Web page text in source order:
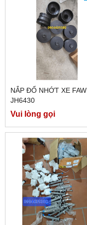
NẮP ĐỔ NHỚT XE FAW
JH6430
Vui lòng gọi